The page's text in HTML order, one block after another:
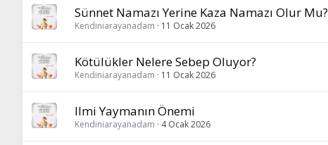
Sünnet Namazı Yerine Kaza Namazı Olur Mu?
Kendiniarayanadam 11 Ocak 2026
Kötülükler Nelere Sebep Oluyor?
Kendiniarayanadam 11 Ocak 2026
Ilmi Yaymanın Önemi
Kendiniarayanadam 4 Ocak 2026